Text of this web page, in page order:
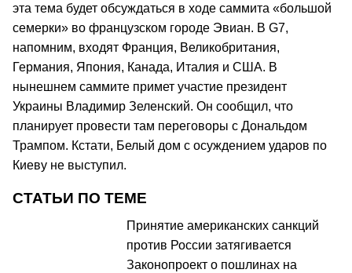
эта тема будет обсуждаться в ходе саммита «большой
семерки» во французском городе Эвиан. В G7,
напомним, входят Франция, Великобритания,
Германия, Япония, Канада, Италия и США. В
нынешнем саммите примет участие президент
Украины Владимир Зеленский. Он сообщил, что
планирует провести там переговоры с Дональдом
Трампом. Кстати, Белый дом с осуждением ударов по
Киеву не выступил.
СТАТЬИ ПО ТЕМЕ
Принятие американских санкций
против России затягивается
Законопроект о пошлинах на